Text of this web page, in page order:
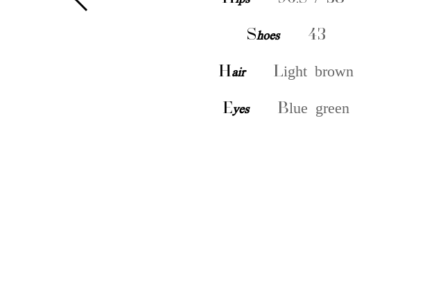
Shoes 43
Hair Light brown
Eyes Blue green